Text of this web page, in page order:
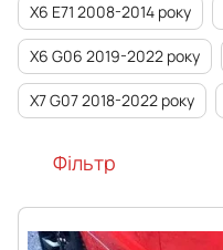
X6 E71 2008-2014 року
X6 G06 2019-2022 року
X7 G07 2018-2022 року
Фільтр